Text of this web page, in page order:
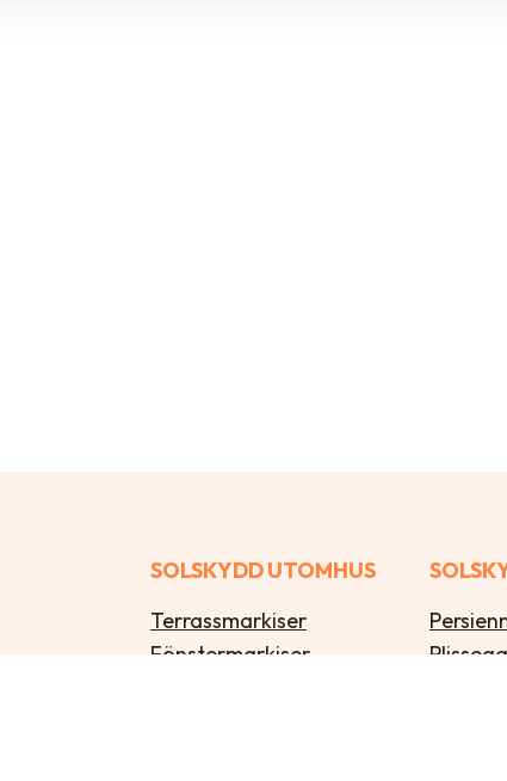
SOLSKYDD UTOMHUS
Terrassmarkiser
Fönstermarkiser